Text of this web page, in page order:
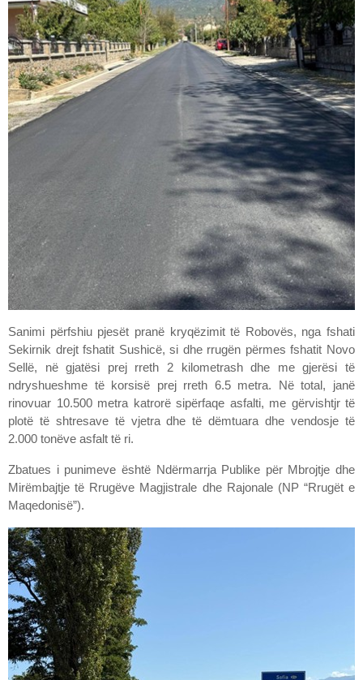
Sanimi përfshiu pjesët pranë kryqëzimit të Robovës, nga fshati
Sekirnik drejt fshatit Sushicë, si dhe rrugën përmes fshatit Novo
Sellë, në gjatësi prej rreth 2 kilometrash dhe me gjerësi të
ndryshueshme të korsisë prej rreth 6.5 metra. Në total, janë
rinovuar 10.500 metra katrorë sipërfaqe asfalti, me gërvishtjr të
plotë të shtresave të vjetra dhe të dëmtuara dhe vendosje të
2.000 tonëve asfalt të ri.
Zbatues i punimeve është Ndërmarrja Publike për Mbrojtje dhe
Mirëmbajtje të Rrugëve Magjistrale dhe Rajonale (NP “Rrugët e
Maqedonisë”).